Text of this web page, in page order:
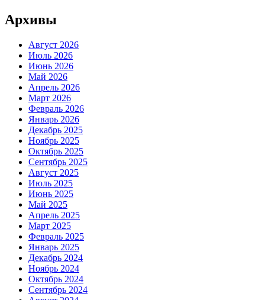
Архивы
Август 2026
Июль 2026
Июнь 2026
Май 2026
Апрель 2026
Март 2026
Февраль 2026
Январь 2026
Декабрь 2025
Ноябрь 2025
Октябрь 2025
Сентябрь 2025
Август 2025
Июль 2025
Июнь 2025
Май 2025
Апрель 2025
Март 2025
Февраль 2025
Январь 2025
Декабрь 2024
Ноябрь 2024
Октябрь 2024
Сентябрь 2024